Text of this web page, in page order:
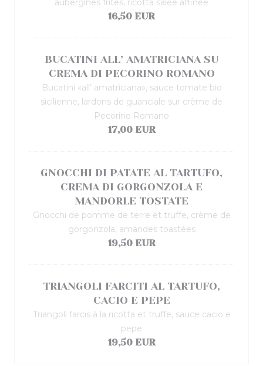
aubergines frites, ricotta salée affinée
16,50 EUR
BUCATINI ALL’ AMATRICIANA SU
CREMA DI PECORINO ROMANO
Bucatini «all’ amatriciana», sauce tomate bio
sicilienne, lardons de guanciale sur crème de
Pecorino Romano
17,00 EUR
GNOCCHI DI PATATE AL TARTUFO,
CREMA DI GORGONZOLA E
MANDORLE TOSTATE
Gnocchi de pomme de terre et truffe, crème de
gorgonzola, amandes toastées
19,50 EUR
TRIANGOLI FARCITI AL TARTUFO,
CACIO E PEPE
Triangoli farcis à la ricotta et truffe, sauce cacio e
pepe
19,50 EUR